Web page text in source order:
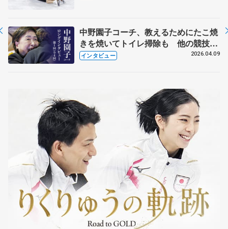
中野園子コーチ、教えるためにたこ焼
きを焼いてトイレ掃除も 他の競技に
も通用するという坂本花織の筋肉
インタビュー 2026.04.09